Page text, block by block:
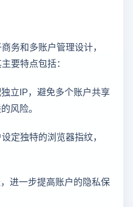
务和多账户管理设计，
要特点包括：
立IP，避免多个账户共享
风险。
定独特的浏览器指纹，
进一步提高账户的隐私保